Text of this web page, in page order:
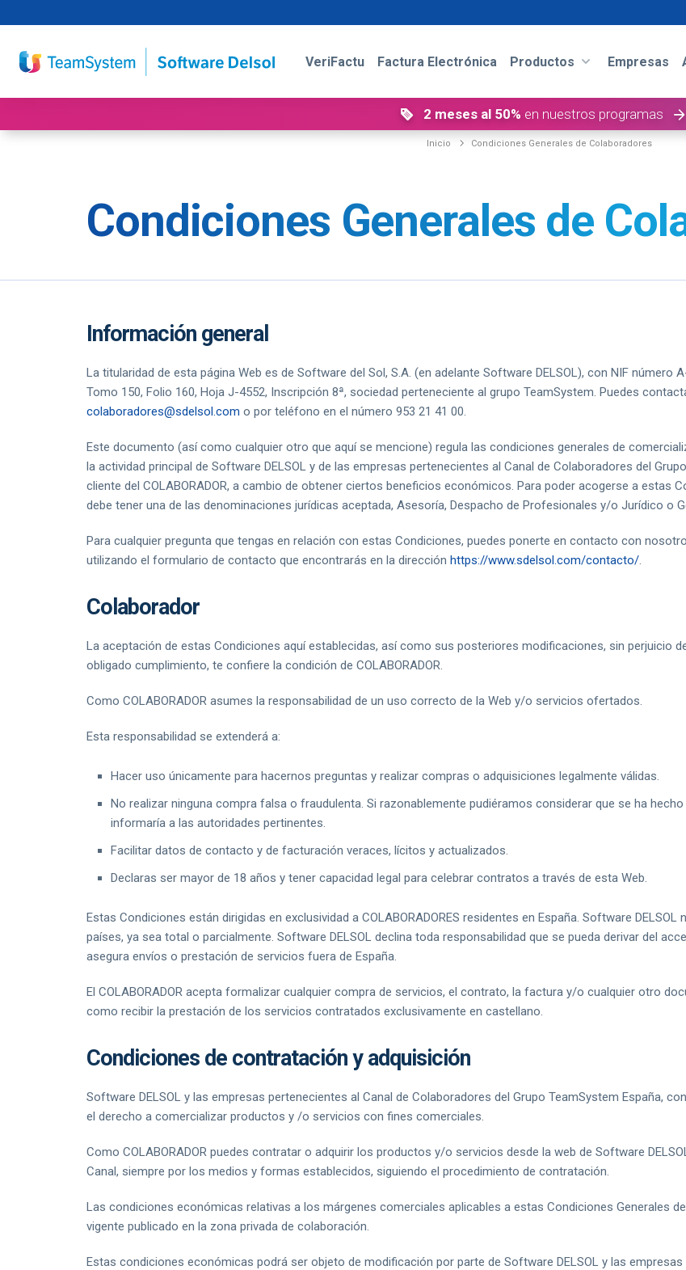
VeriFactu Factura Electrónica Productos Empresas
2 meses al 50% en nuestros programas
Inicio Condiciones Generales de Colaboradores
Condiciones Generales de
Información general
La titularidad de esta página Web es de Software del Sol, S.A. (en adelante Software DELSOL), con NIF número
Tomo 150, Folio 160, Hoja J-4552, Inscripción 8ª, sociedad perteneciente al grupo TeamSystem. Puedes
colaboradores@sdelsol.com o por teléfono en el número 953 21 41 00.
Este documento (así como cualquier otro que aquí se mencione) regula las condiciones generales de
la actividad principal de Software DELSOL y de las empresas pertenecientes al Canal de Colaboradores del
cliente del COLABORADOR, a cambio de obtener ciertos beneficios económicos. Para poder acogerse a estas
debe tener una de las denominaciones jurídicas aceptada, Asesoría, Despacho de Profesionales y/o Jurídico o
Para cualquier pregunta que tengas en relación con estas Condiciones, puedes ponerte en contacto con
utilizando el formulario de contacto que encontrarás en la dirección https://www.sdelsol.com/contacto/.
Colaborador
La aceptación de estas Condiciones aquí establecidas, así como sus posteriores modificaciones, sin perjuicio
obligado cumplimiento, te confiere la condición de COLABORADOR.
Como COLABORADOR asumes la responsabilidad de un uso correcto de la Web y/o servicios ofertados.
Esta responsabilidad se extenderá a:
Hacer uso únicamente para hacernos preguntas y realizar compras o adquisiciones legalmente válidas.
No realizar ninguna compra falsa o fraudulenta. Si razonablemente pudiéramos considerar que se ha
informaría a las autoridades pertinentes.
Facilitar datos de contacto y de facturación veraces, lícitos y actualizados.
Declaras ser mayor de 18 años y tener capacidad legal para celebrar contratos a través de esta Web.
Estas Condiciones están dirigidas en exclusividad a COLABORADORES residentes en España. Software
países, ya sea total o parcialmente. Software DELSOL declina toda responsabilidad que se pueda derivar del
asegura envíos o prestación de servicios fuera de España.
El COLABORADOR acepta formalizar cualquier compra de servicios, el contrato, la factura y/o cualquier otro
como recibir la prestación de los servicios contratados exclusivamente en castellano.
Condiciones de contratación y adquisición
Software DELSOL y las empresas pertenecientes al Canal de Colaboradores del Grupo TeamSystem España,
el derecho a comercializar productos y /o servicios con fines comerciales.
Como COLABORADOR puedes contratar o adquirir los productos y/o servicios desde la web de Software
Canal, siempre por los medios y formas establecidos, siguiendo el procedimiento de contratación.
Las condiciones económicas relativas a los márgenes comerciales aplicables a estas Condiciones Generales
vigente publicado en la zona privada de colaboración.
Estas condiciones económicas podrá ser objeto de modificación por parte de Software DELSOL y las